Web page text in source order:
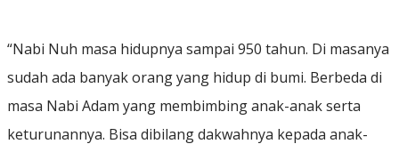
“Nabi Nuh masa hidupnya sampai 950 tahun. Di masanya
sudah ada banyak orang yang hidup di bumi. Berbeda di
masa Nabi Adam yang membimbing anak-anak serta
keturunannya. Bisa dibilang dakwahnya kepada anak-